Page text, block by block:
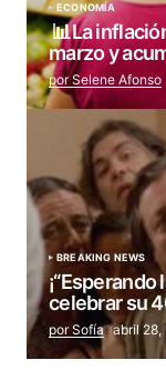
ECONOMÍA
📊La
marzo y
por Selene Afonso
BREAKING NEWS
¡“Esperando
celebrar su
por Sofía abril 28,